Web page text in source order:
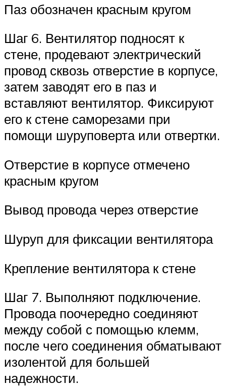
Паз обозначен красным кругом
Шаг 6. Вентилятор подносят к
стене, продевают электрический
провод сквозь отверстие в корпусе,
затем заводят его в паз и
вставляют вентилятор. Фиксируют
его к стене саморезами при
помощи шуруповерта или отвертки.
Отверстие в корпусе отмечено
красным кругом
Вывод провода через отверстие
Шуруп для фиксации вентилятора
Крепление вентилятора к стене
Шаг 7. Выполняют подключение.
Провода поочередно соединяют
между собой с помощью клемм,
после чего соединения обматывают
изолентой для большей
надежности.